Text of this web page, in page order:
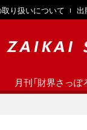
り扱いについて 出
月刊「財界さっぽ